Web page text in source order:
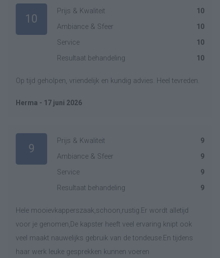
10
Prijs & Kwaliteit
10
Ambiance & Sfeer
10
Service
10
Resultaat behandeling
10
Op tijd geholpen, vriendelijk en kundig advies. Heel tevreden.
Herma - 17 juni 2026
9
Prijs & Kwaliteit
9
Ambiance & Sfeer
9
Service
9
Resultaat behandeling
9
Hele mooievkapperszaak,schoon,rustig.Er wordt alletijd
voor je genomen,De kapster heeft veel ervaring knipt ook
veel maakt nauwelijks gebruik van de tondeuse.En tijdens
haar werk leuke gesprekken kunnen voeren